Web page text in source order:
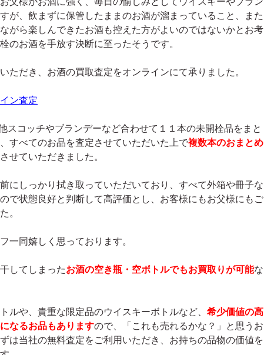
が、飲まずに保管したままのお酒が溜まっていること、また
がら楽しんできたお酒も控えた方がよいのではないかとお考
のお酒を手放す決断に至ったそうです。
ただき、お酒の買取査定をオンラインにて承りました。
ン査定
スコッチやブランデーなど合わせて１１本の未開栓品をまと
すべてのお品を査定させていただいた上で複数本のおまとめ
せていただきました。
にしっかり拭き取っていただいており、すべて外箱や冊子な
で状態良好と判断して高評価とし、お客様にもお父様にもご
。
一同嬉しく思っております。
してしまったお酒の空き瓶・空ボトルでもお買取りが可能な
ルや、貴重な限定品のウイスキーボトルなど、 希少価値の高
なるお品もありますので、「これも売れるかな？」と思うお
は当社の無料査定をご利用いただき、お持ちの品物の価値を